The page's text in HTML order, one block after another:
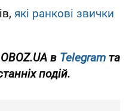
які ранкові звички
в Telegram та
подій.